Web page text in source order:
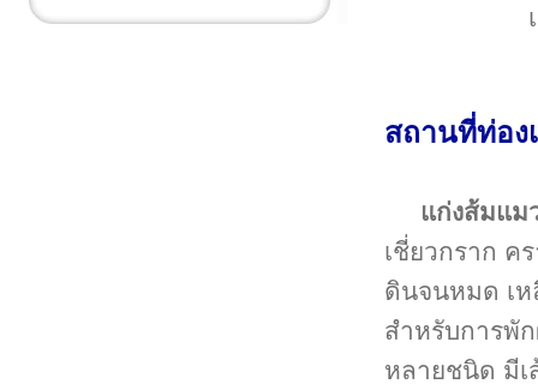
สถานที่ท่อง
แก่งส้มแม
เชี่ยวกราก ค
ดินจนหมด เห
สำหรับการพั
หลายชนิด มีเ